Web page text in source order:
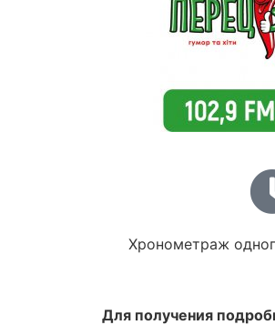
Хронометраж
Для получения